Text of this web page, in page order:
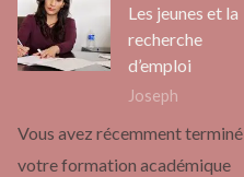
Les jeunes et la
recherche
d’emploi
Joseph
Vous avez récemment terminé
votre formation académique